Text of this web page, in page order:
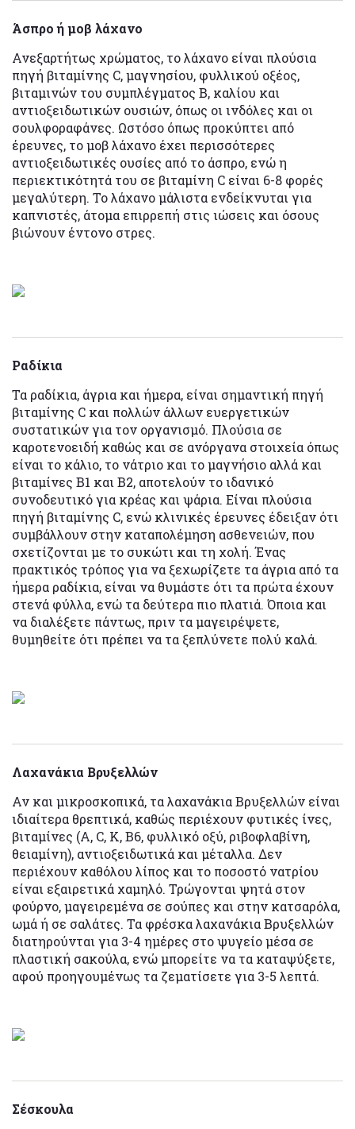
Άσπρο ή μοβ λάχανο
Ανεξαρτήτως χρώματος, το λάχανο είναι πλούσια
πηγή βιταμίνης C, μαγνησίου, φυλλικού οξέος,
βιταμινών του συμπλέγματος B, καλίου και
αντιοξειδωτικών ουσιών, όπως οι ινδόλες και οι
σουλφοραφάνες. Ωστόσο όπως προκύπτει από
έρευνες, το μοβ λάχανο έχει περισσότερες
αντιοξειδωτικές ουσίες από το άσπρο, ενώ η
περιεκτικότητά του σε βιταμίνη C είναι 6-8 φορές
μεγαλύτερη. Το λάχανο μάλιστα ενδείκνυται για
καπνιστές, άτομα επιρρεπή στις ιώσεις και όσους
βιώνουν έντονο στρες.
Ραδίκια
Τα ραδίκια, άγρια και ήμερα, είναι σημαντική πηγή
βιταμίνης C και πολλών άλλων ευεργετικών
συστατικών για τον οργανισμό. Πλούσια σε
καροτενοειδή καθώς και σε ανόργανα στοιχεία όπως
είναι το κάλιο, το νάτριο και το μαγνήσιο αλλά και
βιταμίνες Β1 και Β2, αποτελούν το ιδανικό
συνοδευτικό για κρέας και ψάρια. Είναι πλούσια
πηγή βιταμίνης C, ενώ κλινικές έρευνες έδειξαν ότι
συμβάλλουν στην καταπολέμηση ασθενειών, που
σχετίζονται με το συκώτι και τη χολή. Ένας
πρακτικός τρόπος για να ξεχωρίζετε τα άγρια από τα
ήμερα ραδίκια, είναι να θυμάστε ότι τα πρώτα έχουν
στενά φύλλα, ενώ τα δεύτερα πιο πλατιά. Όποια και
να διαλέξετε πάντως, πριν τα μαγειρέψετε,
θυμηθείτε ότι πρέπει να τα ξεπλύνετε πολύ καλά.
Λαχανάκια Βρυξελλών
Αν και μικροσκοπικά, τα λαχανάκια Βρυξελλών είναι
ιδιαίτερα θρεπτικά, καθώς περιέχουν φυτικές ίνες,
βιταμίνες (Α, C, Κ, Β6, φυλλικό οξύ, ριβοφλαβίνη,
θειαμίνη), αντιοξειδωτικά και μέταλλα. Δεν
περιέχουν καθόλου λίπος και το ποσοστό νατρίου
είναι εξαιρετικά χαμηλό. Τρώγονται ψητά στον
φούρνο, μαγειρεμένα σε σούπες και στην κατσαρόλα,
ωμά ή σε σαλάτες. Τα φρέσκα λαχανάκια Βρυξελλών
διατηρούνται για 3-4 ημέρες στο ψυγείο μέσα σε
πλαστική σακούλα, ενώ μπορείτε να τα καταψύξετε,
αφού προηγουμένως τα ζεματίσετε για 3-5 λεπτά.
Σέσκουλα